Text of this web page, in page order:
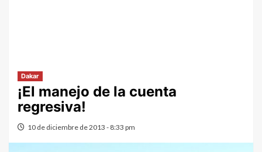
Dakar
¡El manejo de la cuenta
regresiva!
10 de diciembre de 2013 - 8:33 pm